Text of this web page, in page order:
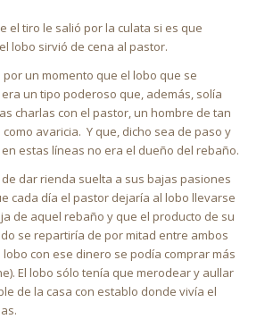
el tiro le salió por la culata si es que
lobo sirvió de cena al pastor.
por un momento que el lobo que se
un tipo poderoso que, además, solía
charlas con el pastor, un hombre de tan
avaricia. Y que, dicho sea de paso y
estas líneas no era el dueño del rebaño.
dar rienda suelta a sus bajas pasiones
cada día el pastor dejaría al lobo llevarse
de aquel rebaño y que el producto de su
se repartiría de por mitad entre ambos
con ese dinero se podía comprar más
El lobo sólo tenía que merodear y aullar
de la casa con establo donde vivía el